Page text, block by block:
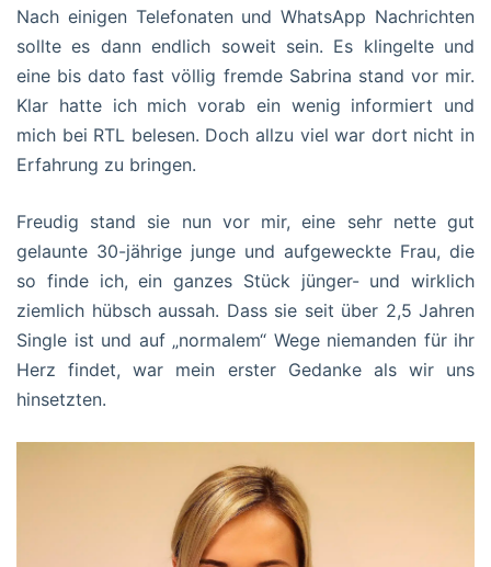
Nach einigen Telefonaten und WhatsApp Nachrichten
sollte es dann endlich soweit sein. Es klingelte und
eine bis dato fast völlig fremde Sabrina stand vor mir.
Klar hatte ich mich vorab ein wenig informiert und
mich bei RTL belesen. Doch allzu viel war dort nicht in
Erfahrung zu bringen.
Freudig stand sie nun vor mir, eine sehr nette gut
gelaunte 30-jährige junge und aufgeweckte Frau, die
so finde ich, ein ganzes Stück jünger- und wirklich
ziemlich hübsch aussah. Dass sie seit über 2,5 Jahren
Single ist und auf „normalem“ Wege niemanden für ihr
Herz findet, war mein erster Gedanke als wir uns
hinsetzten.